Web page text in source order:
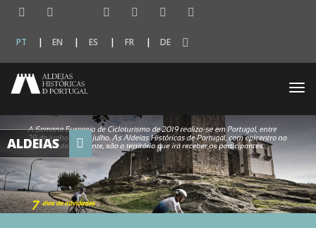
PT EN ES FR DE
ALDEIAS